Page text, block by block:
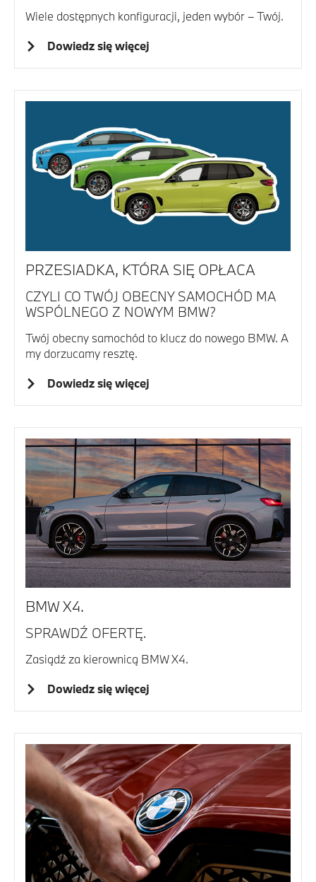
Wiele dostępnych konfiguracji, jeden wybór – Twój.
Dowiedz się więcej
PRZESIADKA, KTÓRA SIĘ OPŁACA
CZYLI CO TWÓJ OBECNY SAMOCHÓD MA
WSPÓLNEGO Z NOWYM BMW?
Twój obecny samochód to klucz do nowego BMW. A
my dorzucamy resztę.
Dowiedz się więcej
BMW X4.
SPRAWDŹ OFERTĘ.
Zasiądź za kierownicą BMW X4.
Dowiedz się więcej